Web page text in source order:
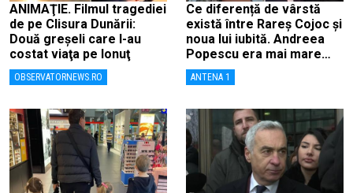
ANIMAŢIE. Filmul tragediei
de pe Clisura Dunării:
Două greşeli care l-au
costat viaţa pe Ionuţ
OBSERVATORNEWS.RO
Ce diferență de vârstă
există între Rareș Cojoc și
noua lui iubită. Andreea
Popescu era mai mare
decât el
ANTENA 1